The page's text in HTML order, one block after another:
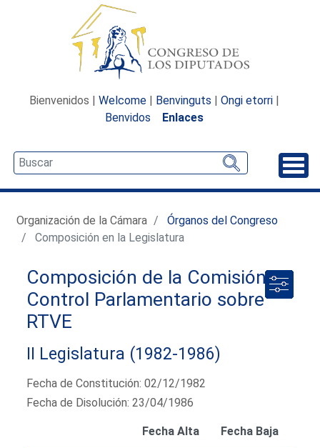
Bienvenidos | Welcome | Benvinguts | Ongi etorri |
Benvidos
Enlaces
Organización de la Cámara
Órganos del Congreso
Composición en la Legislatura
Composición de la Comisión de
Control Parlamentario sobre
RTVE
II Legislatura (1982-1986)
Fecha de Constitución: 02/12/1982
Fecha de Disolución: 23/04/1986
Fecha Alta Fecha Baja